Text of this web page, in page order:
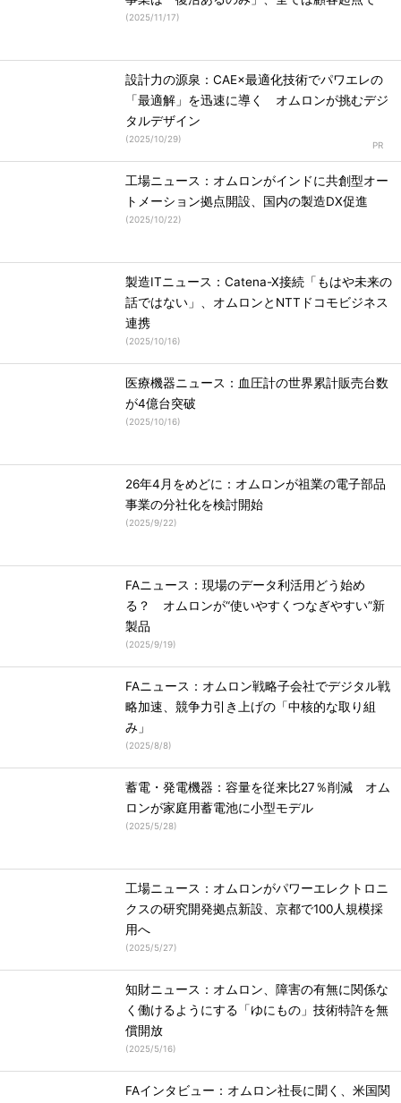
(2025/11/17)
設計力の源泉：CAE×最適化技術でパワエレの
「最適解」を迅速に導く オムロンが挑むデジ
タルデザイン
(2025/10/29)
工場ニュース：オムロンがインドに共創型オー
トメーション拠点開設、国内の製造DX促進
(2025/10/22)
製造ITニュース：Catena-X接続「もはや未来の
話ではない」、オムロンとNTTドコモビジネス
連携
(2025/10/16)
医療機器ニュース：血圧計の世界累計販売台数
が4億台突破
(2025/10/16)
26年4月をめどに：オムロンが祖業の電子部品
事業の分社化を検討開始
(2025/9/22)
FAニュース：現場のデータ利活用どう始め
る？ オムロンが“使いやすくつなぎやすい”新
製品
(2025/9/19)
FAニュース：オムロン戦略子会社でデジタル戦
略加速、競争力引き上げの「中核的な取り組
み」
(2025/8/8)
蓄電・発電機器：容量を従来比27％削減 オム
ロンが家庭用蓄電池に小型モデル
(2025/5/28)
工場ニュース：オムロンがパワーエレクトロニ
クスの研究開発拠点新設、京都で100人規模採
用へ
(2025/5/27)
知財ニュース：オムロン、障害の有無に関係な
く働けるようにする「ゆにもの」技術特許を無
償開放
(2025/5/16)
FAインタビュー：オムロン社長に聞く、米国関